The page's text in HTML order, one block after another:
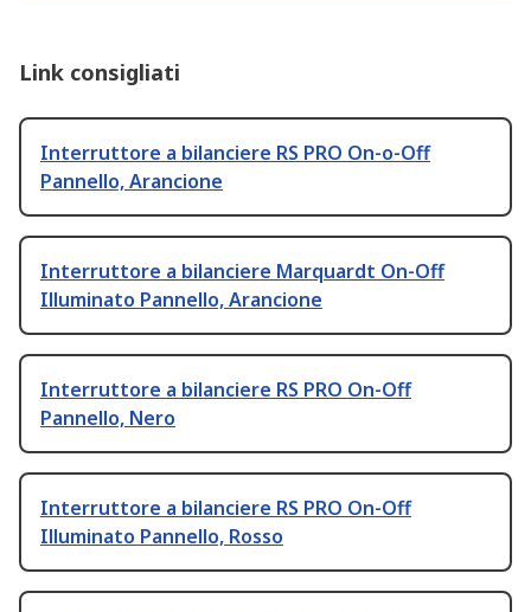
Link consigliati
Interruttore a bilanciere RS PRO On-o-Off
Pannello, Arancione
Interruttore a bilanciere Marquardt On-Off
Illuminato Pannello, Arancione
Interruttore a bilanciere RS PRO On-Off
Pannello, Nero
Interruttore a bilanciere RS PRO On-Off
Illuminato Pannello, Rosso